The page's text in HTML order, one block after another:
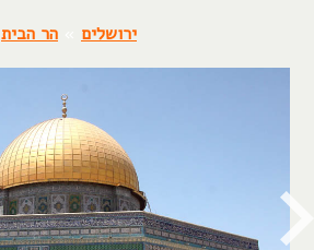
ירושלים הר הבית